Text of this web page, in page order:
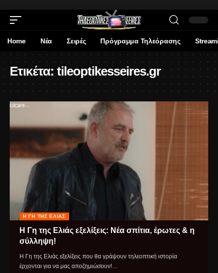
Home Νέα Σειρές Πρόγραμμα Τηλεόρασης
Ετικέτα:tileoptikesseires.gr
Η ΓΗ ΤΗΣ ΕΛΙΆΣ
Η Γη της Ελιάς εξελίξεις: Νέα σπίτια, έρωτες & η
σύλληψη!
Η Γη της Ελιάς εξελίξεις που θα γράψουν τηλεοπτική ιστορία
έρχονται για να μας αποζημιώσουν!…